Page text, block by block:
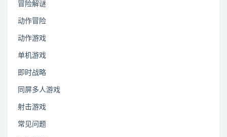
冒险解谜
动作冒险
动作游戏
单机游戏
即时战略
同屏多人游戏
射击游戏
常见问题